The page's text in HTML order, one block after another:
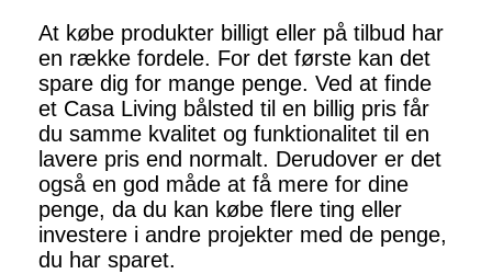
At købe produkter billigt eller på tilbud har
en række fordele. For det første kan det
spare dig for mange penge. Ved at finde
et Casa Living bålsted til en billig pris får
du samme kvalitet og funktionalitet til en
lavere pris end normalt. Derudover er det
også en god måde at få mere for dine
penge, da du kan købe flere ting eller
investere i andre projekter med de penge,
du har sparet.